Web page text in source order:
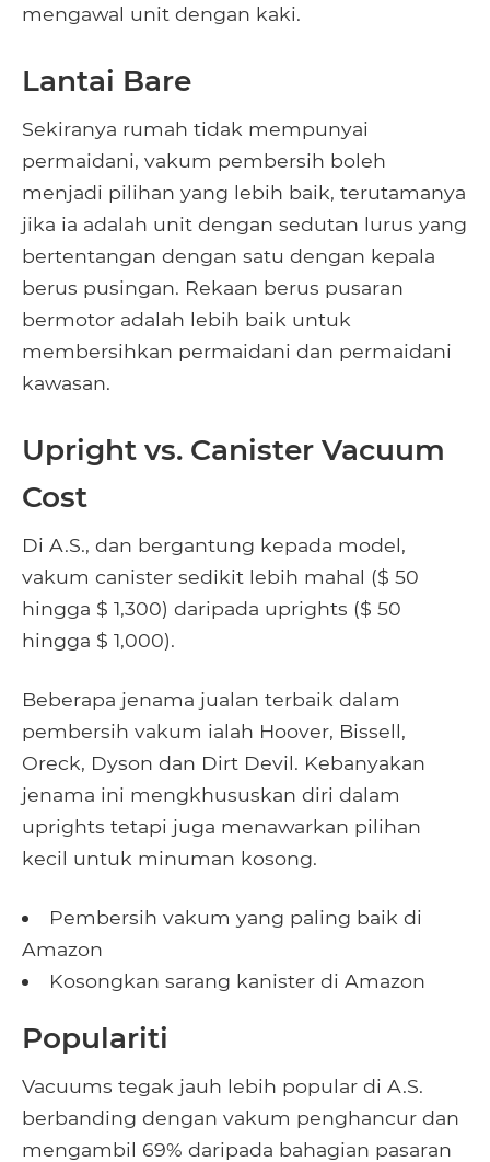
mengawal unit dengan kaki.
Lantai Bare
Sekiranya rumah tidak mempunyai
permaidani, vakum pembersih boleh
menjadi pilihan yang lebih baik, terutamanya
jika ia adalah unit dengan sedutan lurus yang
bertentangan dengan satu dengan kepala
berus pusingan. Rekaan berus pusaran
bermotor adalah lebih baik untuk
membersihkan permaidani dan permaidani
kawasan.
Upright vs. Canister Vacuum
Cost
Di A.S., dan bergantung kepada model,
vakum canister sedikit lebih mahal ($ 50
hingga $ 1,300) daripada uprights ($ 50
hingga $ 1,000).
Beberapa jenama jualan terbaik dalam
pembersih vakum ialah Hoover, Bissell,
Oreck, Dyson dan Dirt Devil. Kebanyakan
jenama ini mengkhususkan diri dalam
uprights tetapi juga menawarkan pilihan
kecil untuk minuman kosong.
Pembersih vakum yang paling baik di
Amazon
Kosongkan sarang kanister di Amazon
Populariti
Vacuums tegak jauh lebih popular di A.S.
berbanding dengan vakum penghancur dan
mengambil 69% daripada bahagian pasaran